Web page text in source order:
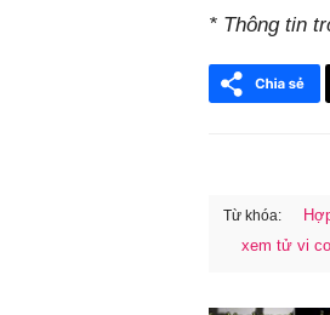
* Thông tin
FaceBook
Từ khóa:
xem tử vi